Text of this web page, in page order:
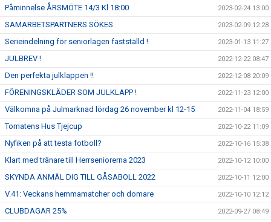
Påminnelse ÅRSMÖTE 14/3 Kl 18:00 2023-02-24 13:00
SAMARBETSPARTNERS SÖKES 2023-02-09 12:28
Serieindelning för seniorlagen fastställd ! 2023-01-13 11:27
JULBREV ! 2022-12-22 08:47
Den perfekta julklappen !! 2022-12-08 20:09
FÖRENINGSKLÄDER SOM JULKLAPP ! 2022-11-23 12:00
Välkomna på Julmarknad lördag 26 november kl 12-15 2022-11-04 18:59
Tomatens Hus Tjejcup 2022-10-22 11:09
Nyfiken på att testa fotboll? 2022-10-16 15:38
Klart med tränare till Herrseniorerna 2023 2022-10-12 10:00
SKYNDA ANMÄL DIG TILL GÅSABOLL 2022 2022-10-11 12:00
V.41: Veckans hemmamatcher och domare 2022-10-10 12:12
CLUBDAGAR 25% 2022-09-27 08:49